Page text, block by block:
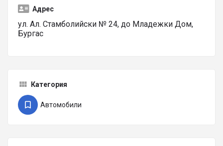
Адрес
ул. Ал. Стамболийски № 24, до Младежки Дом,
Бургас
Категория
Автомобили